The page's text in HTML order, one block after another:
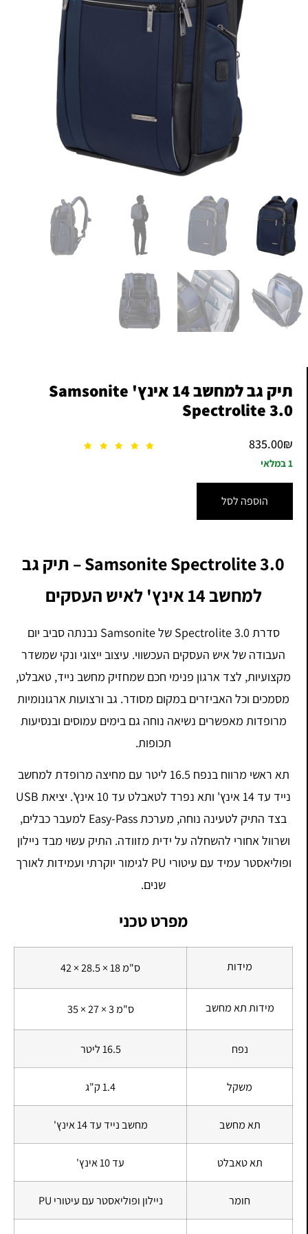
תיק גב למחשב 14 אינץ' Samsonite
Spectrolite 3.0
835.00₪
1 במלאי
הוספה לסל
Samsonite Spectrolite 3.0 – תיק גב
למחשב 14 אינץ' לאיש העסקים
סדרת Spectrolite 3.0 של Samsonite נבנתה סביב יום
העבודה של איש העסקים העכשווי. עיצוב ייצוגי ונקי שמשדר
מקצועיות, לצד ארגון פנימי חכם שמחזיק מחשב נייד, טאבלט,
מסמכים וכל האביזרים במקום מסודר. גב ורצועות ארגונומיות
מרופדות מאפשרים נשיאה נוחה גם בימים עמוסים ובנסיעות
תכופות.
תא ראשי מרווח בנפח 16.5 ליטר עם מחיצה מרופדת למחשב
נייד עד 14 אינץ' ותא נפרד לטאבלט עד 10 אינץ'. יציאת USB
בצד התיק לטעינה נוחה, מערכת Easy-Pass למעבר כבלים,
ושרוול אחורי להשחלה על ידית מזוודה. התיק עשוי מבד ניילון
ופוליאסטר עמיד עם עיטורי PU לגימור יוקרתי ועמידות לאורך
שנים.
מפרט טכני
מידות 42 × 28.5 × 18 ס"מ
מידות תא מחשב 35 × 27 × 3 ס"מ
נפח 16.5 ליטר
משקל 1.4 ק"ג
תא מחשב מחשב נייד עד 14 אינץ'
תא טאבלט עד 10 אינץ'
חומר ניילון ופוליאסטר עם עיטורי PU